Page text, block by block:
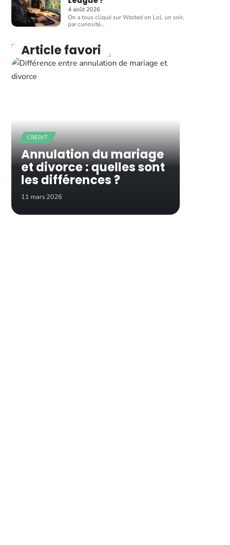
4 août 2026
On a tous cliqué sur Wasted on LoL un soir,
par curiosité…
Article favori
CRÉDIT
Annulation du mariage
et divorce : quelles sont
les différences ?
11 mars 2026